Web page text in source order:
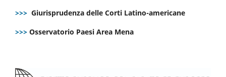
>>> Giurisprudenza delle Corti Latino-americane
>>> Osservatorio Paesi Area Mena